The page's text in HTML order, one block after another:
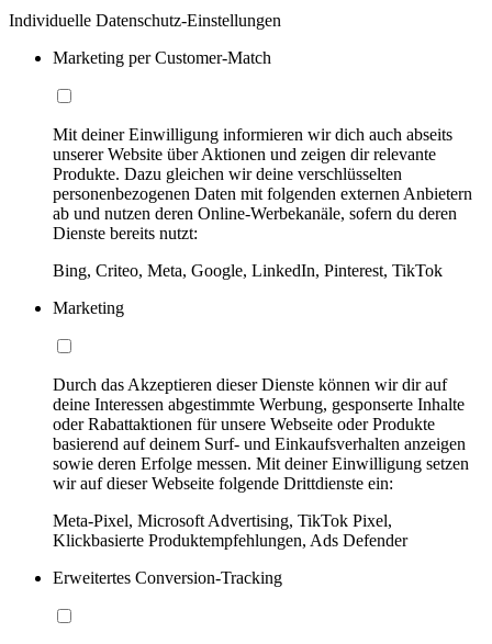
Individuelle Datenschutz-Einstellungen
Marketing per Customer-Match
Mit deiner Einwilligung informieren wir dich auch abseits
unserer Website über Aktionen und zeigen dir relevante
Produkte. Dazu gleichen wir deine verschlüsselten
personenbezogenen Daten mit folgenden externen Anbietern
ab und nutzen deren Online-Werbekanäle, sofern du deren
Dienste bereits nutzt:
Bing, Criteo, Meta, Google, LinkedIn, Pinterest, TikTok
Marketing
Durch das Akzeptieren dieser Dienste können wir dir auf
deine Interessen abgestimmte Werbung, gesponserte Inhalte
oder Rabattaktionen für unsere Webseite oder Produkte
basierend auf deinem Surf- und Einkaufsverhalten anzeigen
sowie deren Erfolge messen. Mit deiner Einwilligung setzen
wir auf dieser Webseite folgende Drittdienste ein:
Meta-Pixel, Microsoft Advertising, TikTok Pixel,
Klickbasierte Produktempfehlungen, Ads Defender
Erweitertes Conversion-Tracking